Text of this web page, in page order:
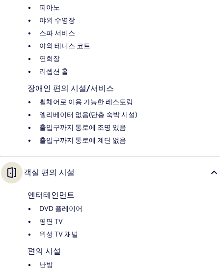
피아노
야외 수영장
스파 서비스
야외 테니스 코트
연회장
리셉션 홀
장애인 편의 시설/서비스
휠체어로 이용 가능한 레스토랑
엘리베이터 없음(단층 숙박 시설)
출입구까지 통로에 조명 있음
출입구까지 통로에 계단 없음
객실 편의 시설
엔터테인먼트
DVD 플레이어
평면 TV
위성 TV 채널
편의 시설
난방